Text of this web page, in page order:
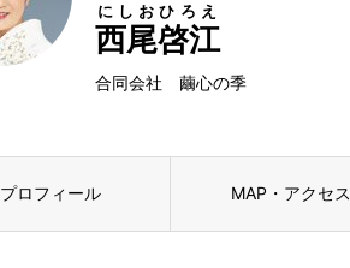
西尾啓江
にしおひろえ
合同会社 繭心の季
プロフィール MAP・アクセス